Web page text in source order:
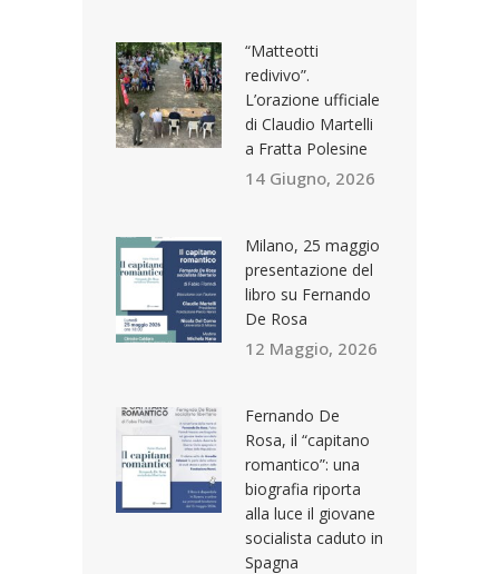
“Matteotti
redivivo”.
L’orazione ufficiale
di Claudio Martelli
a Fratta Polesine
14 Giugno, 2026
Milano, 25 maggio
presentazione del
libro su Fernando
De Rosa
12 Maggio, 2026
Fernando De
Rosa, il “capitano
romantico”: una
biografia riporta
alla luce il giovane
socialista caduto in
Spagna